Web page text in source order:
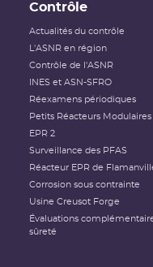
Contrôle
Actualités du contrôle
L'ASNR en région
Contrôle de l'ASNR
INES et ASN-SFRO
Réexamens périodiques
Petits Réacteurs Modulaires
EPR 2
Surveillance des PFAS
Réacteur EPR de
Corrosion sous contrainte
Usine Creusot Forge
Évaluations
sûreté